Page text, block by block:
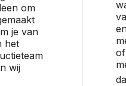
om
je van
het
wij